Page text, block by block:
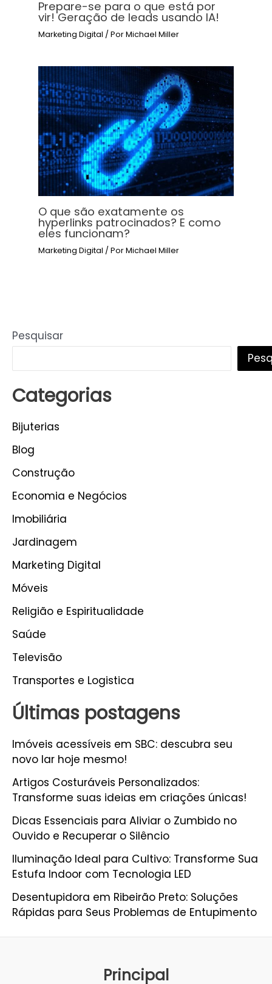
Prepare-se para o que está por
vir! Geração de leads usando IA!
Marketing Digital / PorMichael Miller
O que são exatamente os
hyperlinks patrocinados? E como
eles funcionam?
Marketing Digital / PorMichael Miller
Pesquisar
Categorias
Bijuterias
Blog
Construção
Economia e Negócios
Imobiliária
Jardinagem
Marketing Digital
Móveis
Religião e Espiritualidade
Saúde
Televisão
Transportes e Logistica
Últimas postagens
Imóveis acessíveis em SBC: descubra seu
novo lar hoje mesmo!
Artigos Costuráveis Personalizados:
Transforme suas ideias em criações únicas!
Dicas Essenciais para Aliviar o Zumbido no
Ouvido e Recuperar o Silêncio
Iluminação Ideal para Cultivo: Transforme Sua
Estufa Indoor com Tecnologia LED
Desentupidora em Ribeirão Preto: Soluções
Rápidas para Seus Problemas de Entupimento
Principal